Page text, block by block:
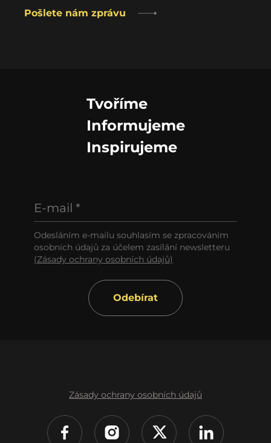
Pošlete nám zprávu
Tvoříme
Informujeme
Inspirujeme
E-mail *
Odesláním e-mailu souhlasím se zpracováním
osobních údajů za účelem zasílání newsletteru
(Zásady ochrany osobních údajů)
Odebírat
Zásady ochrany osobních údajů